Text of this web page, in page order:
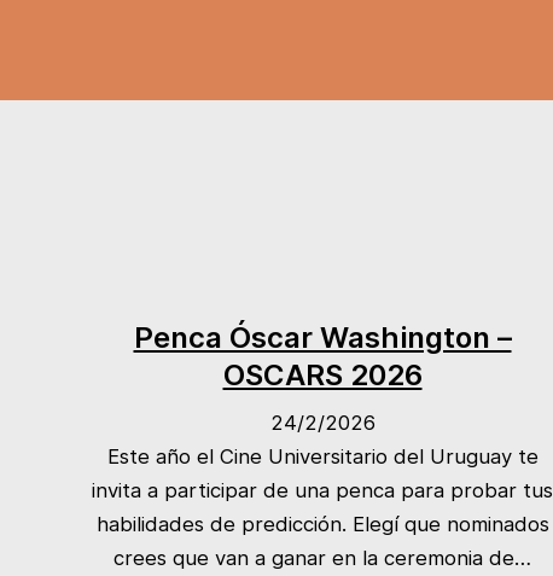
Penca Óscar Washington –
OSCARS 2026
24/2/2026
Este año el Cine Universitario del Uruguay te
invita a participar de una penca para probar tus
habilidades de predicción. Elegí que nominados
crees que van a ganar en la ceremonia de…